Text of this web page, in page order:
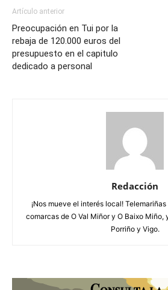
Artículo anterior
Preocupación en Tui por la
rebaja de 120.000 euros del
presupuesto en el capitulo
dedicado a personal
Redacción
¡Nos mueve el interés local!
comarcas de O Val Miñor y O Baixo Miño,
Porriño y Vigo.